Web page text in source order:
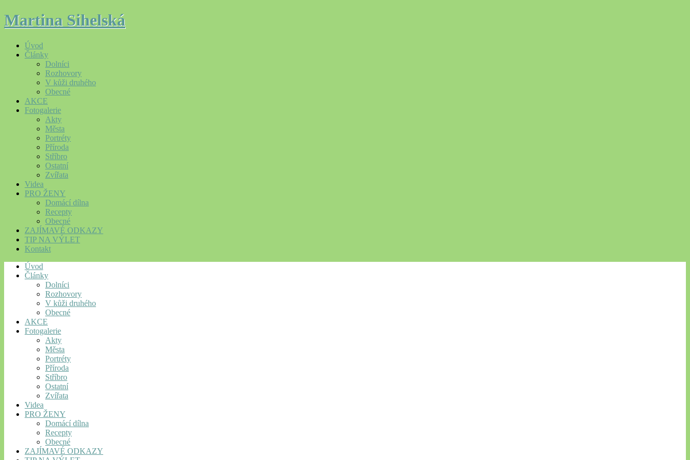
Martina Sihelská
Úvod
Články
Dolníci
Rozhovory
V kůži druhého
Obecné
AKCE
Fotogalerie
Akty
Města
Portréty
Příroda
Stříbro
Ostatní
Zvířata
Videa
PRO ŽENY
Domácí dílna
Recepty
Obecné
ZAJÍMAVÉ ODKAZY
TIP NA VÝLET
Kontakt
Úvod
Články
Dolníci
Rozhovory
V kůži druhého
Obecné
AKCE
Fotogalerie
Akty
Města
Portréty
Příroda
Stříbro
Ostatní
Zvířata
Videa
PRO ŽENY
Domácí dílna
Recepty
Obecné
ZAJÍMAVÉ ODKAZY